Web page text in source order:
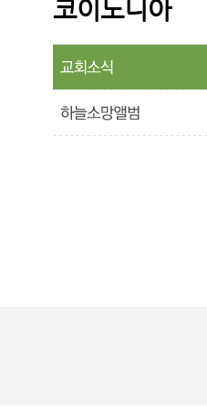
코이노니아